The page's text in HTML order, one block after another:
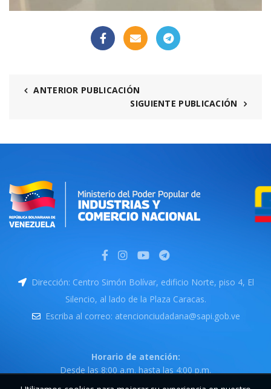
ANTERIOR PUBLICACIÓN
SIGUIENTE PUBLICACIÓN
Dirección: Centro Simón Bolívar, edificio Norte, piso 4, El
Silencio, al lado de la Plaza Caracas.
Escriba al correo: atencionciudadana@sapi.gob.ve
Horario de atención:
Desde las 8:00 a.m. hasta las 4:00 p.m.